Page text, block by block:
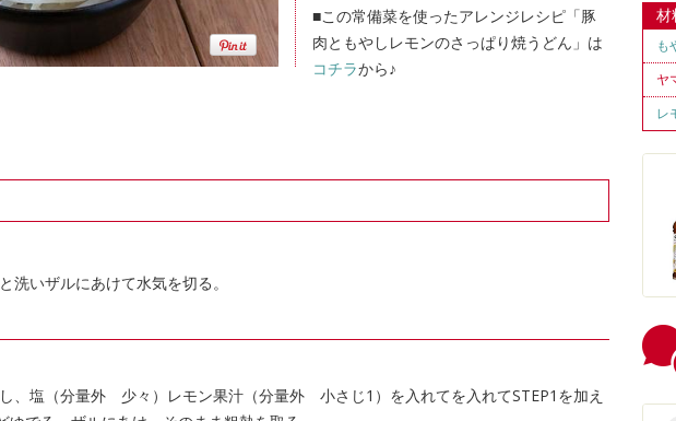
■この常備菜を使ったアレンジレシピ「豚
肉ともやしレモンのさっぱり焼うどん」は
コチラから♪
洗いザルにあけて水気を切る。
、塩（分量外 少々）レモン果汁（分量外 小さじ1）を入れてを入れてSTEP1を加え
材
も
ヤ
レ